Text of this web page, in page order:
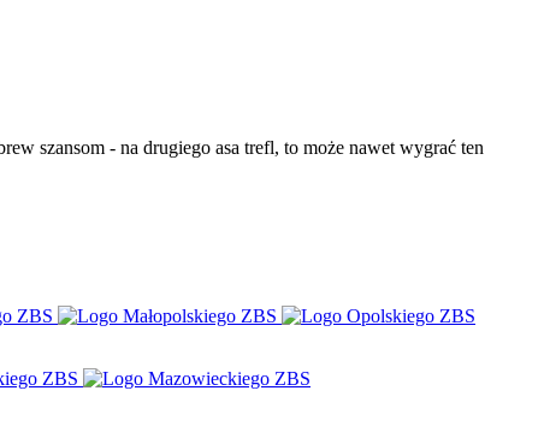
szansom - na drugiego asa trefl, to może nawet wygrać ten